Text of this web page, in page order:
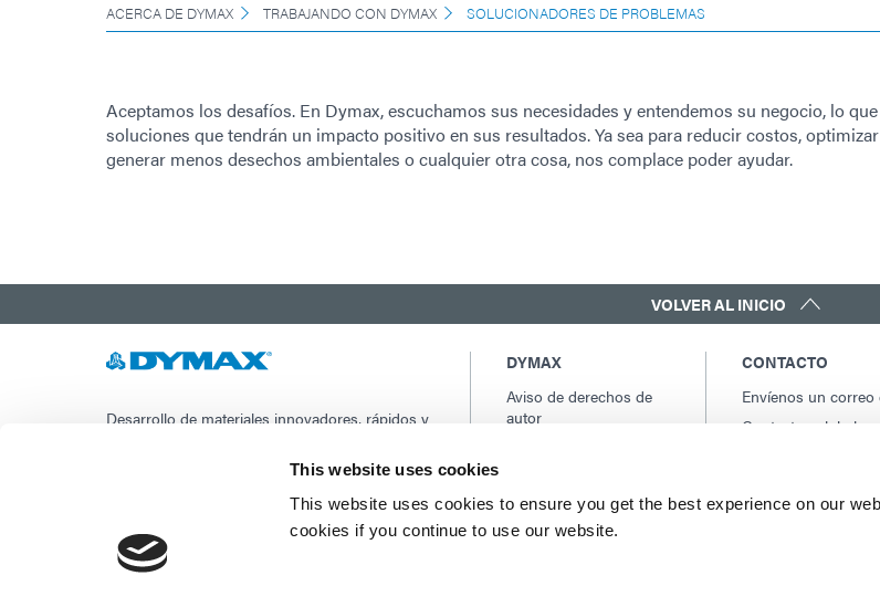
This website uses cookies
This website uses cookies to ensure you get the best experience on our
cookies if you continue to use our website.
ACERCA DE DYMAX TRABAJANDO CON DYMAX SOLUCIONADORES DE PROBLEMAS
Aceptamos los desafíos. En Dymax, escuchamos sus necesidades y entendemos su negocio, lo
soluciones que tendrán un impacto positivo en sus resultados. Ya sea para reducir costos,
generar menos desechos ambientales o cualquier otra cosa, nos complace poder ayudar.
VOLVER AL INICIO
Desarrollo de materiales innovadores, rápidos y
sistemas de curado con luz UV/LED para
mejorar drásticamente la eficiencia de
Este sitio está protegido por reCAPTCHA y los
DYMAX
Aviso de derechos de
autor
Términos y condiciones
de compra
CONTACTO
Envíenos un
Contactos globales
Asia: +65.67522887